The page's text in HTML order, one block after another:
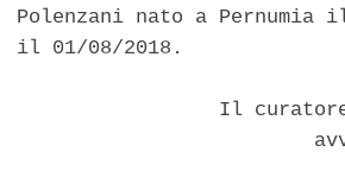
Polenzani nato a Pernumia
il 01/08/2018.
Il